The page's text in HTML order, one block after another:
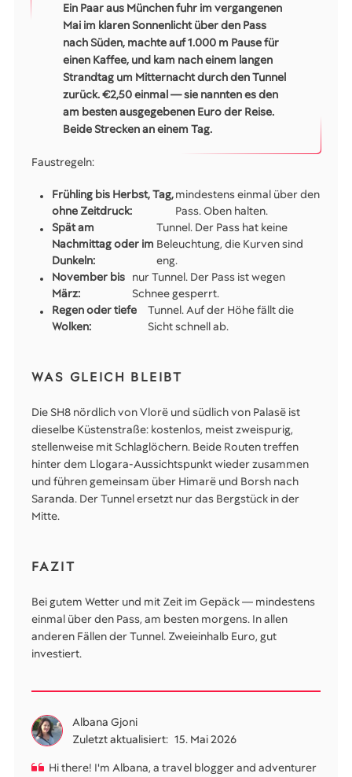
Ein Paar aus München fuhr im vergangenen
Mai im klaren Sonnenlicht über den Pass
nach Süden, machte auf 1.000 m Pause für
einen Kaffee, und kam nach einem langen
Strandtag um Mitternacht durch den Tunnel
zurück. €2,50 einmal — sie nannten es den
am besten ausgegebenen Euro der Reise.
Beide Strecken an einem Tag.
Faustregeln:
Frühling bis Herbst, Tag,
ohne Zeitdruck:
mindestens einmal über den
Pass. Oben halten.
Spät am
Nachmittag oder im
Dunkeln:
Tunnel. Der Pass hat keine
Beleuchtung, die Kurven sind
eng.
November bis
März:
nur Tunnel. Der Pass ist wegen
Schnee gesperrt.
Regen oder tiefe
Wolken:
Tunnel. Auf der Höhe fällt die
Sicht schnell ab.
WAS GLEICH BLEIBT
Die SH8 nördlich von Vlorë und südlich von Palasë ist
dieselbe Küstenstraße: kostenlos, meist zweispurig,
stellenweise mit Schlaglöchern. Beide Routen treffen
hinter dem Llogara-Aussichtspunkt wieder zusammen
und führen gemeinsam über Himarë und Borsh nach
Saranda. Der Tunnel ersetzt nur das Bergstück in der
Mitte.
FAZIT
Bei gutem Wetter und mit Zeit im Gepäck — mindestens
einmal über den Pass, am besten morgens. In allen
anderen Fällen der Tunnel. Zweieinhalb Euro, gut
investiert.
Albana Gjoni
Zuletzt aktualisiert: 15. Mai 2026
Hi there! I'm Albana, a travel blogger and adventurer